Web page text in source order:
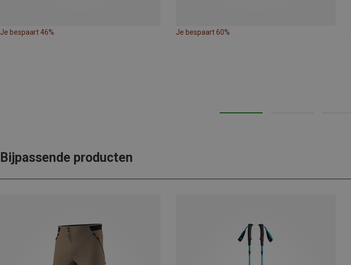
Je bespaart 46% Je bespaart 60%
Bijpassende producten